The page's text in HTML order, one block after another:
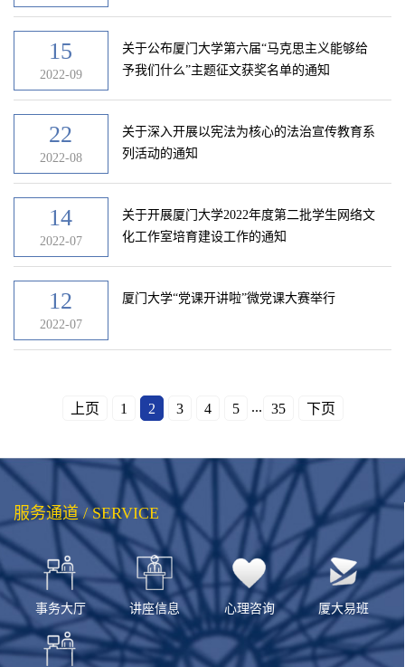
15
2022-09
关于公布厦门大学第六届“马克思主义能够给
予我们什么”主题征文获奖名单的通知
22
2022-08
关于深入开展以宪法为核心的法治宣传教育系
列活动的通知
14
2022-07
关于开展厦门大学2022年度第二批学生网络文
化工作室培育建设工作的通知
12
2022-07
厦门大学“党课开讲啦”微党课大赛举行
上页 1 2 3 4 5 ... 35 下页
服务通道 / SERVICE
事务大厅 讲座信息 心理咨询 厦大易班